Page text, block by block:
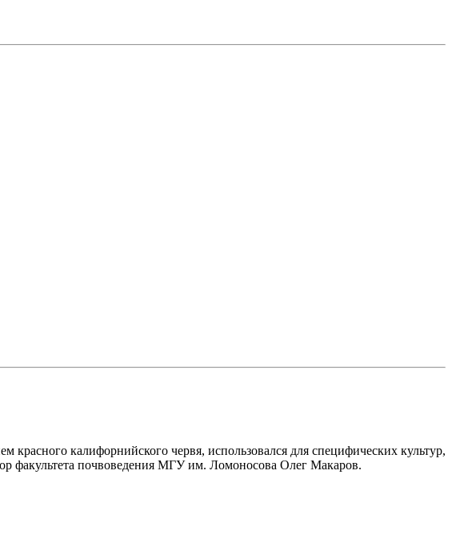
калифорнийского червя, использовался для специфических культур,
факультета почвоведения МГУ им. Ломоносова Олег Макаров.